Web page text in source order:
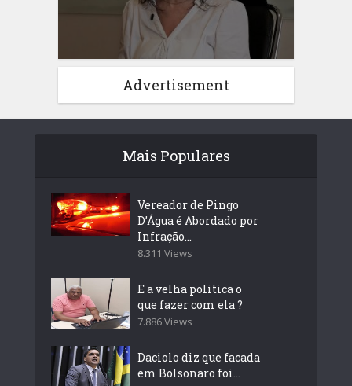
Advertisement
Mais Populares
Vereador de Pingo
D’Água é Abordado por
Infração...
8.311 Views
E a velha politica o
que fazer com ela ?
7.886 Views
Daciolo diz que facada
em Bolsonaro foi...